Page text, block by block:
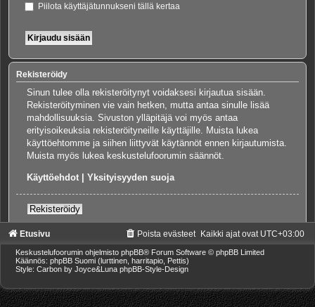
Piilota käyttäjätunnukseni tällä kertaa
Rekisteröidy
Sinun tulee olla rekisteröitynyt voidaksesi kirjautua sisään.
Rekisteröityminen vie vain hetken, mutta antaa sinulle lisää
mahdollisuuksia. Sivuston ylläpitäjä voi myös antaa
erityisoikeuksia rekisteröityneille käyttäjille. Muista lukea
käyttöehtomme ja siihen liittyvät käytännöt ennen kirjautumista.
Muista myös lukea keskustelufoorumin säännöt.
Käyttöehdot| Yksityisyyden suoja
Rekisteröidy
Etusivu Kaikki ajat ovat UTC+03:00
Poista evästeet
Keskustelufoorumin ohjelmisto phpBB® Forum Software © phpBB Limited
Käännös: phpBB Suomi (lurttinen, harritapio, Pettis)
Style: Carbon by Joyce&Luna phpBB-Style-Design